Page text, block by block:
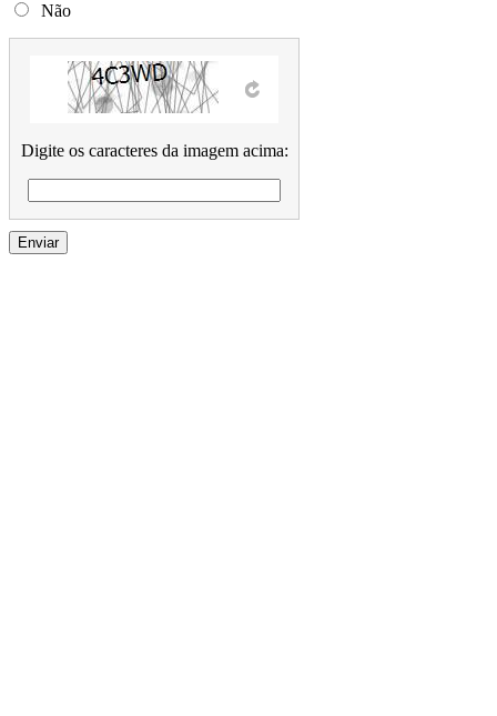
Não
Digite os caracteres da imagem acima: